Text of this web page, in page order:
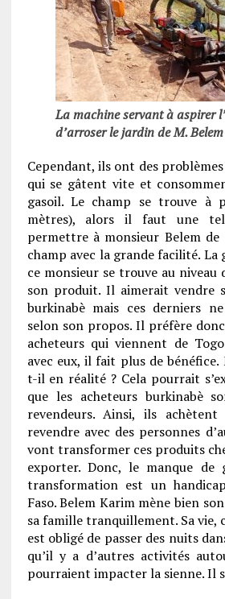
La machine servant à aspirer
d’arroser le jardin de M. Belem
Cependant, ils ont des
qui se gâtent vite et
gasoil. Le champ se trouve à
mètres), alors il faut une
permettre à monsieur Belem
champ avec la grande facilité.
ce monsieur se trouve au niveau
son produit. Il aimerait vendre
burkinabè mais ces derniers
selon son propos. Il préfère
acheteurs qui viennent de
avec eux, il fait plus de bénéfice.
t-il en réalité ? Cela pourrait
que les acheteurs burkinabè
revendeurs. Ainsi, ils
revendre avec des personnes
vont transformer ces produits
exporter. Donc, le manque de
transformation est un
Faso. Belem Karim mène bien
sa famille tranquillement. Sa vie,
est obligé de passer des nuits
qu’il y a d’autres activités
pourraient impacter la sienne. Il